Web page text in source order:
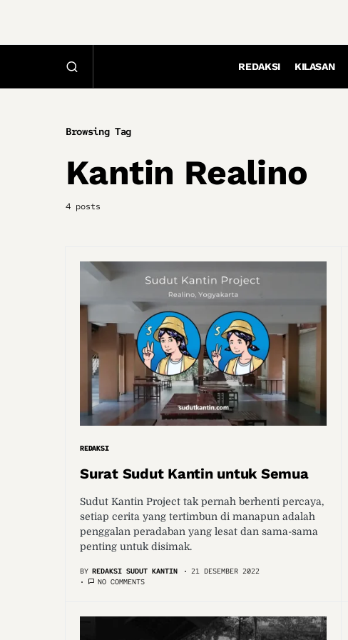
REDAKSI KILASAN
Browsing Tag
Kantin Realino
4 posts
REDAKSI
Surat Sudut Kantin untuk Semua
Sudut Kantin Project tak pernah berhenti percaya,
setiap cerita yang tertimbun di manapun adalah
penggalan peradaban yang lesat dan sama-sama
penting untuk disimak.
BY REDAKSI SUDUT KANTIN
21 DESEMBER 2022
NO COMMENTS